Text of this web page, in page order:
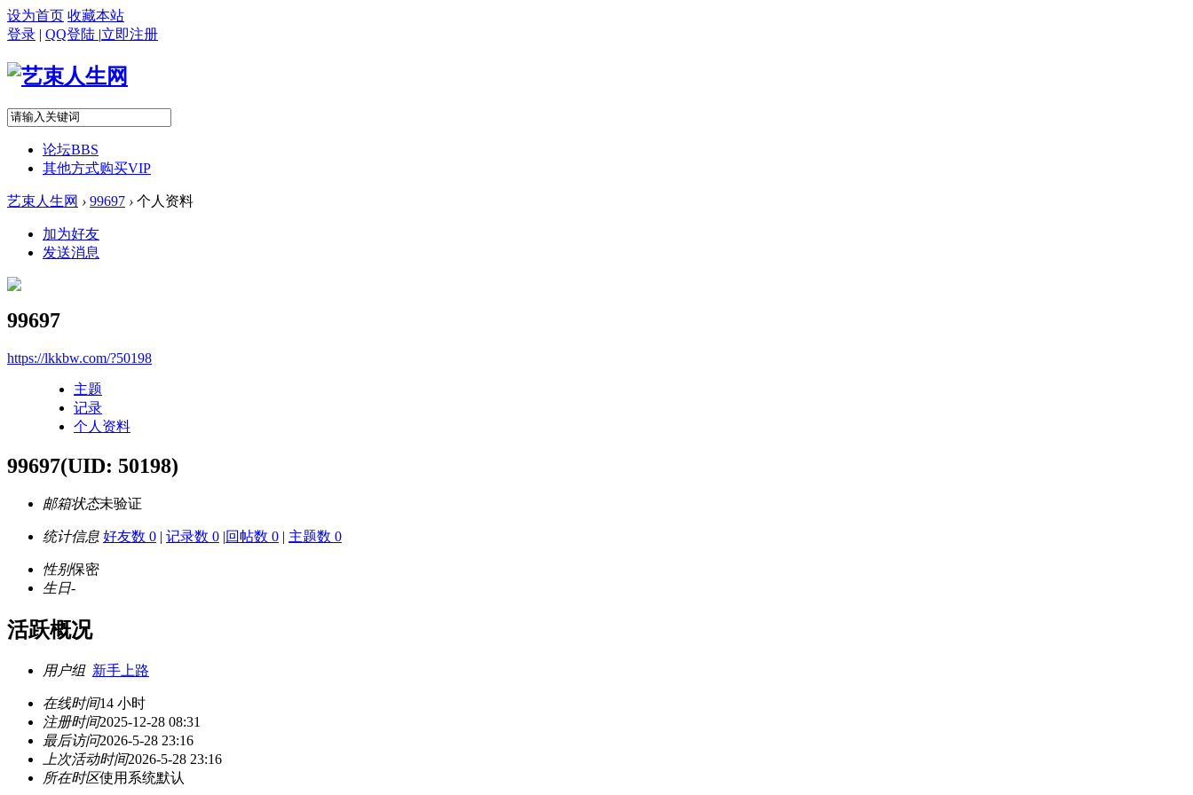
设为首页 收藏本站
登录 | QQ登陆 |立即注册
论坛BBS
其他方式购买VIP
艺束人生网 › 99697 › 个人资料
加为好友
发送消息
99697
https://lkkbw.com/?50198
主题
记录
个人资料
99697(UID: 50198)
邮箱状态未验证
统计信息 好友数 0 | 记录数 0 |回帖数 0 | 主题数 0
性别保密
生日-
活跃概况
用户组 新手上路
在线时间14 小时
注册时间2025-12-28 08:31
最后访问2026-5-28 23:16
上次活动时间2026-5-28 23:16
所在时区使用系统默认